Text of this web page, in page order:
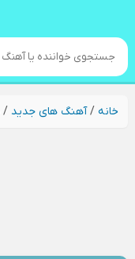
خانه/آهنگ های جدید /